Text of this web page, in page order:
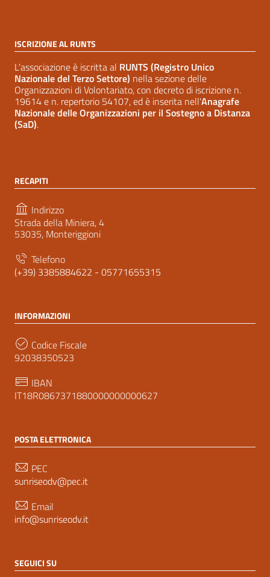
ISCRIZIONE AL RUNTS
L'associazione è iscritta al RUNTS (Registro Unico
Nazionale del Terzo Settore) nella sezione delle
Organizzazioni di Volontariato, con decreto di iscrizione n.
19614 e n. repertorio 54107, ed è inserita nell'Anagrafe
Nazionale delle Organizzazioni per il Sostegno a Distanza
(SaD).
RECAPITI
Indirizzo
Strada della Miniera, 4
53035, Monteriggioni
Telefono
(+39) 3385884622 - 05771655315
INFORMAZIONI
Codice Fiscale
92038350523
IBAN
IT18R0867371880000000000627
POSTA ELETTRONICA
PEC
sunriseodv@pec.it
Email
info@sunriseodv.it
SEGUICI SU